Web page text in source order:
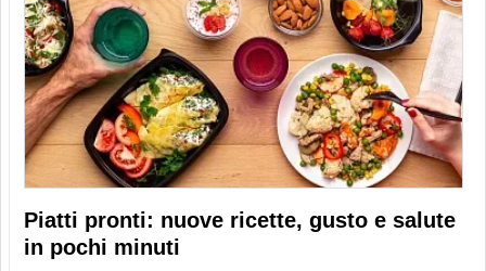
Piatti pronti: nuove ricette, gusto e salute
in pochi minuti